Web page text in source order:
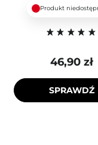
Produkt
46,90 zł
SPRAWDŹ